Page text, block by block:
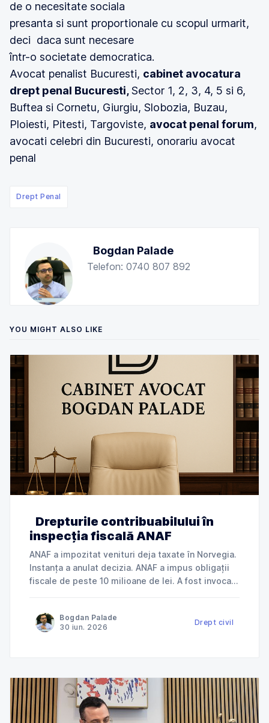
de o necesitate sociala
presanta si sunt proportionale cu scopul urmarit,
deci daca sunt necesare
într-o societate democratica.
Avocat penalist Bucuresti, cabinet avocatura
drept penal Bucuresti,Sector 1, 2, 3, 4, 5 si 6,
Buftea si Cornetu, Giurgiu, Slobozia, Buzau,
Ploiesti, Pitesti, Targoviste, avocat penal forum,
avocati celebri din Bucuresti, onorariu avocat
penal
Drept Penal
Bogdan Palade
Telefon: 0740 807 892
YOU MIGHT ALSO LIKE
Drepturile contribuabilului în
inspecția fiscală ANAF
ANAF a impozitat venituri deja taxate în Norvegia.
Instanța a anulat decizia. ANAF a impus obligații
fiscale de peste 10 milioane de lei. A fost invocată
dreptate contribuabilului. Jurisprudență explicată
de Cabinet Avocat Bogdan Palade DIN SERIA
Bogdan Palade
30 iun. 2026
Drept civil